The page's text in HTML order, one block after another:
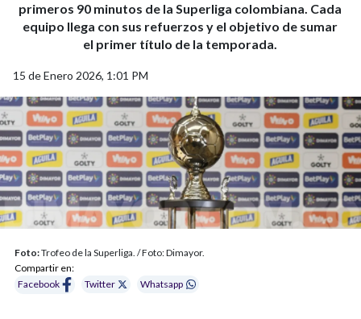
primeros 90 minutos de la Superliga colombiana. Cada
equipo llega con sus refuerzos y el objetivo de sumar
el primer título de la temporada.
15 de Enero 2026, 1:01 PM
Foto:Trofeo de la Superliga. / Foto: Dimayor.
Compartir en:
Facebook
Twitter Whatsapp